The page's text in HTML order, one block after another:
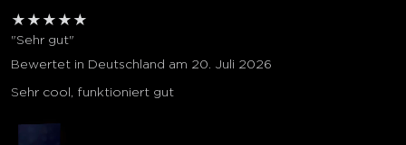
★ ★ ★ ★ ★
"Sehr gut"
Bewertet in Deutschland am 20. Juli 2026
Sehr cool, funktioniert gut